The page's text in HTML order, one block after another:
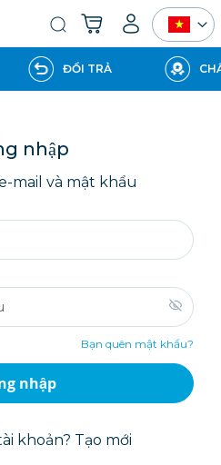
kiếm
Giỏ hàng của tôi
ĐỔI TRẢ
nhập
mail và mật khẩu
Bạn quên mật khẩu?
nhập
khoản? Tạo mới